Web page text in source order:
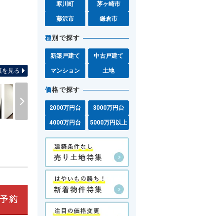
を見る
寒川町 茅ヶ崎市
藤沢市 鎌倉市
種別で探す
新築戸建て 中古戸建て
マンション 土地
価格で探す
2000万円台 3000万円台
4000万円台 5000万円以上